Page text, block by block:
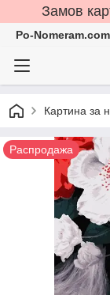
Замов
Po-
Картина за
Распродажа